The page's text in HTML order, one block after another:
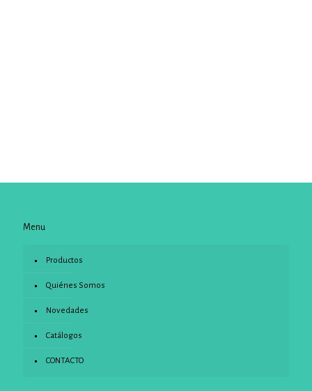
Menu
Productos
Quiénes Somos
Novedades
Catálogos
CONTACTO